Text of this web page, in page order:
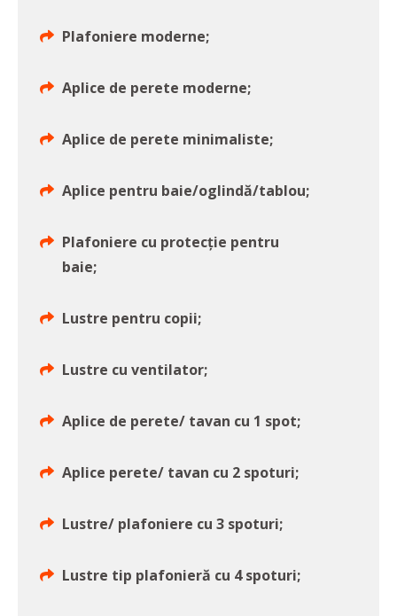
Plafoniere moderne;
Aplice de perete moderne;
Aplice de perete minimaliste;
Aplice pentru baie/oglindă/tablou;
Plafoniere cu protecție pentru
baie;
Lustre pentru copii;
Lustre cu ventilator;
Aplice de perete/ tavan cu 1 spot;
Aplice perete/ tavan cu 2 spoturi;
Lustre/ plafoniere cu 3 spoturi;
Lustre tip plafonieră cu 4 spoturi;